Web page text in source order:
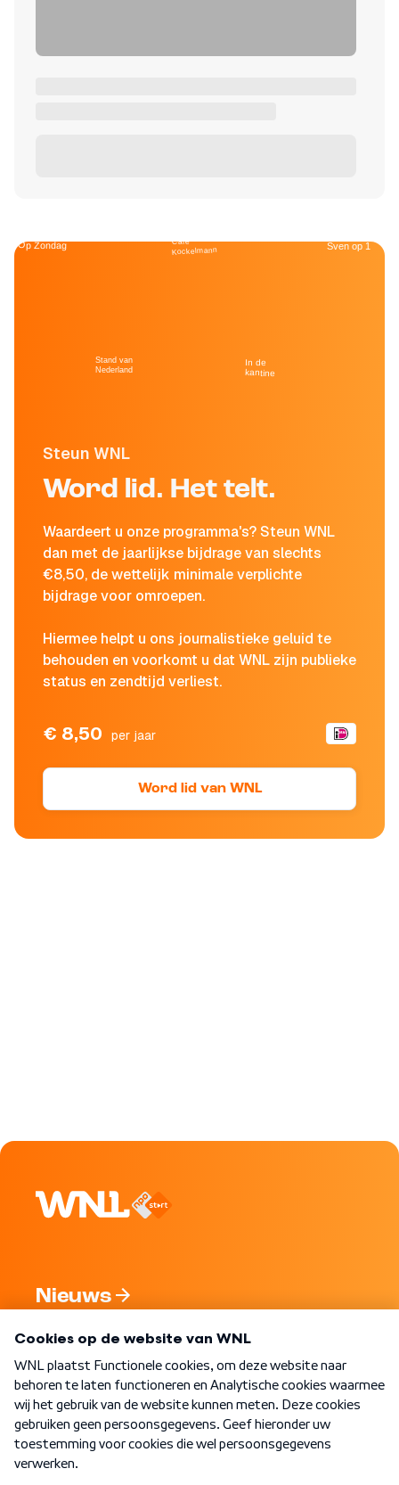
Steun WNL
Word lid. Het telt.
Waardeert u onze programma's? Steun WNL
dan met de jaarlijkse bijdrage van slechts
€8,50, de wettelijk minimale verplichte
bijdrage voor omroepen.
Hiermee helpt u ons journalistieke geluid te
behouden en voorkomt u dat WNL zijn publieke
status en zendtijd verliest.
€ 8,50 per jaar
Word lid van WNL
Op Zondag
Stand van
Nederland
Café
Kockelmann
In de
kantine
Sven op 1
Nieuws
Nieuwsbrief
Word Lid